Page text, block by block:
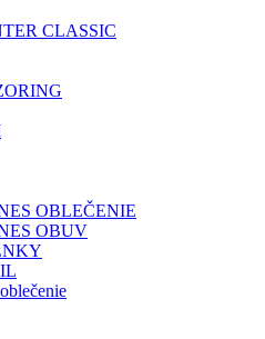
CLASSIC
OBLEČENIE
OBUV